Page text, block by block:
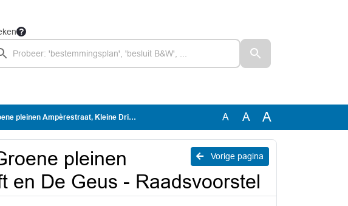
Kleine Drift en De Geus - Raadsvoorstel A A A
Vorige pagina
pleinen
en De Geus - Raadsvoorstel